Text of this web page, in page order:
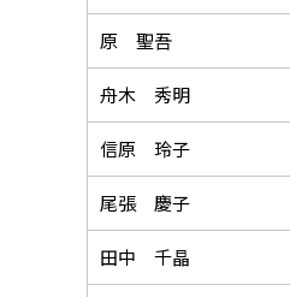
原 聖吾
舟木 秀明
信原 玲子
尾張 慶子
田中 千晶